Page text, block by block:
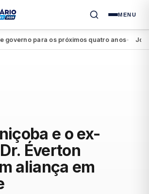
MENU
para os próximos quatro anos● João
e o ex-
Éverton
aliança em